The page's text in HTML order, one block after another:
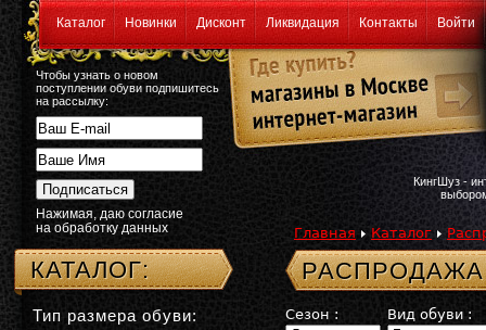
Каталог Новинки Дисконт Ликвидация Контакты Войти
Чтобы узнать о новом
поступлении обуви подпишитесь
на рассылку:
Нажимая, даю согласие
на обработку данных
КингШуз -
Главная Каталог
Сезон : Вид обуви :
КАТАЛОГ:
Тип размера обуви: